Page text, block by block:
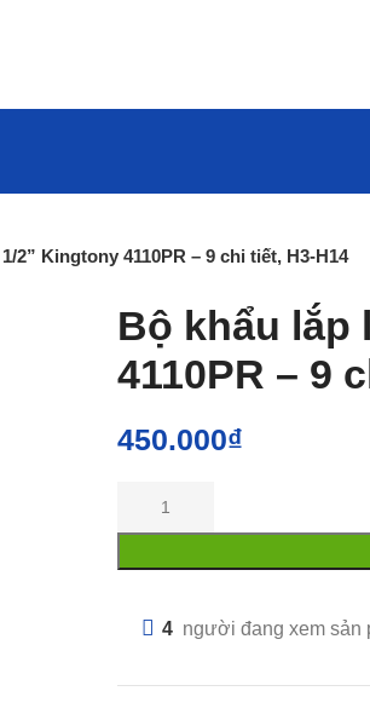
2” Kingtony 4110PR – 9 chi tiết, H3-H14
Bộ khẩu lắp
4110PR – 9
450.000₫
4 người đang xem sản